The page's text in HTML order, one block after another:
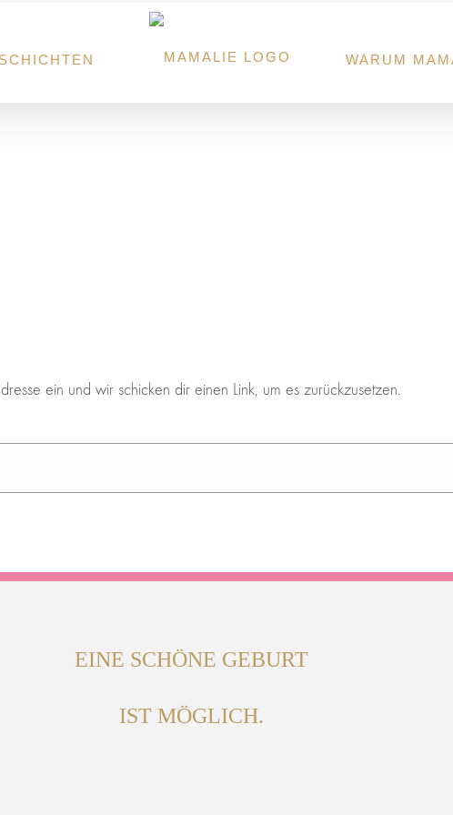
WARUM
ein und wir schicken dir einen Link, um es zurückzusetzen.
EINE SCHÖNE GEBURT
IST MÖGLICH.